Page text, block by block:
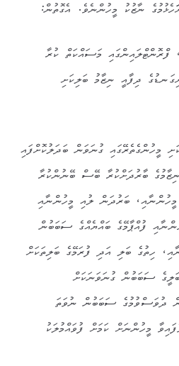
ނާޒުކު މީހުންނެވެ. އެގޮތުން:
ފްރޮންޓްލައިންގައި މަސައްކަތް ކުރާ
ދިފާއީ ނިޒާމު ބަލިކަށި
މީހުންގެތެރޭގައި ގުނަވަން ބަދަލުކޮށްފައި
ބާރުދަށްކުރާ ބޭސް ބޭނުންކުރާ
ބަރުދަން ލުއި މީހުންނާއި
ފުއްޕާމޭގެ ބައްޔެއްގެ ސަބަބުން
ހިތުގެ ބަލި އަދި ފުރަމޭގެ ބަލިތަކަށް
ސަބަބުން ގުނަވަނަކަށް
ދުވަސްވުމުގެ ސަބަބުން ނުވަތަ
މީހުންނަށް ކަމަށް ފުވައްމުލަކު